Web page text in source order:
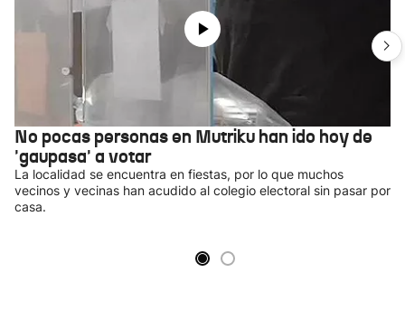
No pocas personas en Mutriku han ido hoy de
'gaupasa' a votar
La localidad se encuentra en fiestas, por lo que muchos
vecinos y vecinas han acudido al colegio electoral sin pasar por
casa.